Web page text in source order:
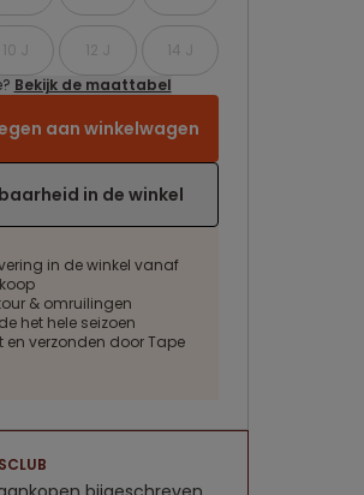
10 J 12 J
14 J
Bekijk de maattabel
aan winkelwagen
in de winkel
in de winkel vanaf
& omruilingen
het hele seizoen
en verzonden door Tape